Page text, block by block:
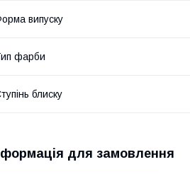
випуску
фарби
блиску
для замовлення